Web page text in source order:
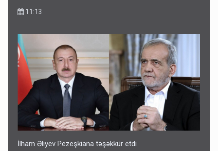
11:13
İlham Əliyev Pezeşkiana təşəkkür etdi